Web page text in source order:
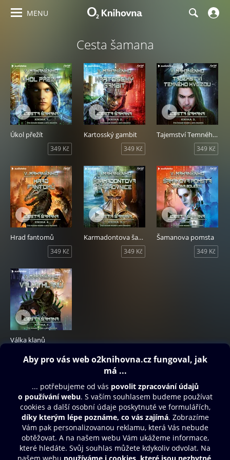
MENU
Cesta šamana
Úkol přežít
349 Kč
Kartosský gambit
349 Kč
Tajemství Temného hvozdu
349 Kč
Hrad fantomů
349 Kč
Karmadontova šachovnice
349 Kč
Šamanova pomsta
349 Kč
Válka klanů
349 Kč
Obsah ke stažení
Moje O2 Knihovna
Další zábava